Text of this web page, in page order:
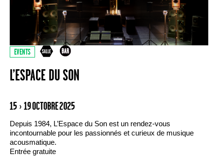
EVENTS
L’ESPACE DU SON
15 › 19 OCTOBRE 2025
Depuis 1984, L’Espace du Son est un rendez-vous
incontournable pour les passionnés et curieux de musique
acousmatique.
Entrée gratuite